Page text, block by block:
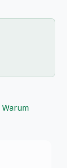
Warum